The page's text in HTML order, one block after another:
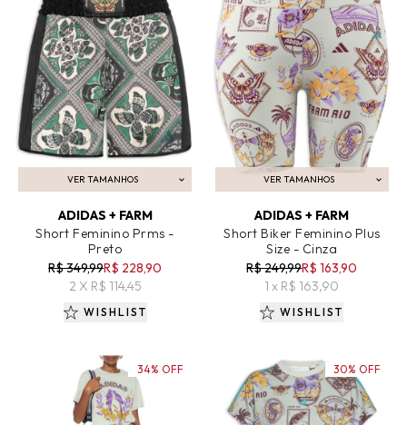
VER TAMANHOS
ADICIONAR AO CARRINHO
ADIDAS + FARM
Short Feminino Prms -
Preto
R$ 349,99R$ 228,90
2 X R$ 114,45
WISHLIST
VER TAMANHOS
ADICIONAR AO CARRINHO
ADIDAS + FARM
Short Biker Feminino Plus
Size - Cinza
R$ 249,99R$ 163,90
1 x R$ 163,90
WISHLIST
34% OFF 30% OFF